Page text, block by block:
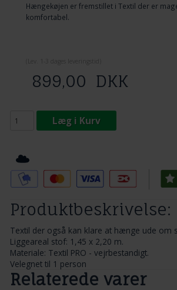
Hængekøjen er fremstillet i Textil der er
komfortabel.
899,00 DKK
Læg i Kurv
Produktbeskrivelse:
Textil der også kan klare at hænge ude om
Liggeareal stof: 1,45 x 2,20 m.
Materiale: Textil PRO - vejrbestandigt.
Velegnet til 1 person
Relaterede varer